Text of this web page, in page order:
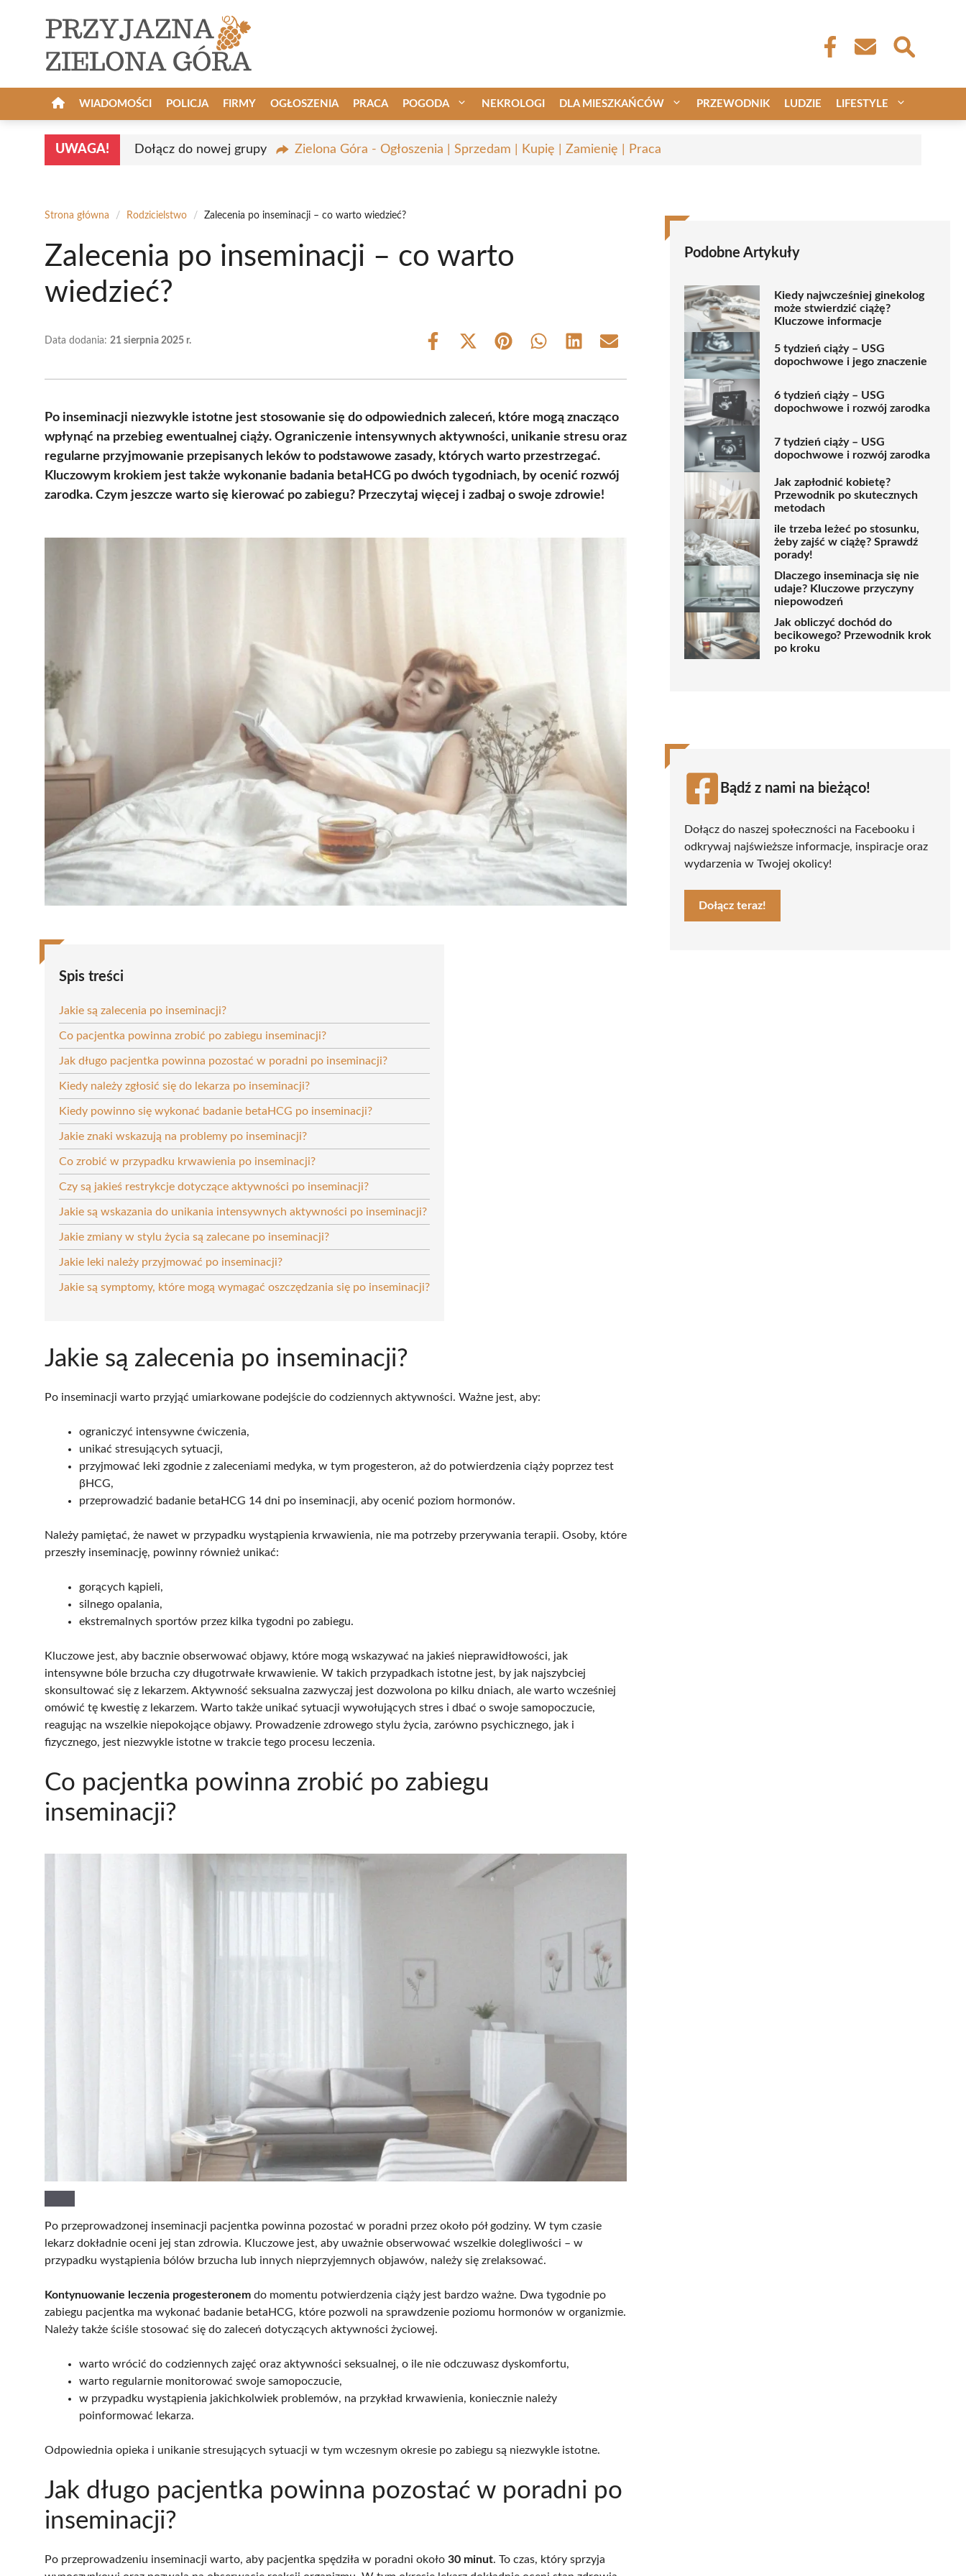
WIADOMOŚCI POLICJA FIRMY OGŁOSZENIA PRACA POGODA NEKROLOGI DLA MIESZKAŃCÓW PRZEWODNIK LUDZIE LIFESTYLE
UWAGA! Dołącz do nowej grupy Zielona Góra - Ogłoszenia | Sprzedam | Kupię | Zamienię | Praca
Strona główna / Rodzicielstwo / Zalecenia po inseminacji – co warto wiedzieć?
Zalecenia po inseminacji – co warto
wiedzieć?
Data dodania: 21 sierpnia 2025 r.
Share
Share
(Twitter)
Share Share Share Share
Po inseminacji niezwykle istotne jest stosowanie się do odpowiednich zaleceń, które mogą znacząco
wpłynąć na przebieg ewentualnej ciąży. Ograniczenie intensywnych aktywności, unikanie stresu oraz
regularne przyjmowanie przepisanych leków to podstawowe zasady, których warto przestrzegać.
Kluczowym krokiem jest także wykonanie badania betaHCG po dwóch tygodniach, by ocenić rozwój
zarodka. Czym jeszcze warto się kierować po zabiegu? Przeczytaj więcej i zadbaj o swoje zdrowie!
Spis treści
Jakie są zalecenia po inseminacji?
Co pacjentka powinna zrobić po zabiegu inseminacji?
Jak długo pacjentka powinna pozostać w poradni po inseminacji?
Kiedy należy zgłosić się do lekarza po inseminacji?
Kiedy powinno się wykonać badanie betaHCG po inseminacji?
Jakie znaki wskazują na problemy po inseminacji?
Co zrobić w przypadku krwawienia po inseminacji?
Czy są jakieś restrykcje dotyczące aktywności po inseminacji?
Jakie są wskazania do unikania intensywnych aktywności po inseminacji?
Jakie zmiany w stylu życia są zalecane po inseminacji?
Jakie leki należy przyjmować po inseminacji?
Jakie są symptomy, które mogą wymagać oszczędzania się po inseminacji?
Jakie są zalecenia po inseminacji?
Po inseminacji warto przyjąć umiarkowane podejście do codziennych aktywności. Ważne jest, aby:
ograniczyć intensywne ćwiczenia,
unikać stresujących sytuacji,
przyjmować leki zgodnie z zaleceniami medyka, w tym progesteron, aż do potwierdzenia ciąży poprzez test
βHCG,
przeprowadzić badanie betaHCG 14 dni po inseminacji, aby ocenić poziom hormonów.
Należy pamiętać, że nawet w przypadku wystąpienia krwawienia, nie ma potrzeby przerywania terapii. Osoby, które
przeszły inseminację, powinny również unikać:
gorących kąpieli,
silnego opalania,
ekstremalnych sportów przez kilka tygodni po zabiegu.
Kluczowe jest, aby bacznie obserwować objawy, które mogą wskazywać na jakieś nieprawidłowości, jak
intensywne bóle brzucha czy długotrwałe krwawienie. W takich przypadkach istotne jest, by jak najszybciej
skonsultować się z lekarzem. Aktywność seksualna zazwyczaj jest dozwolona po kilku dniach, ale warto wcześniej
omówić tę kwestię z lekarzem. Warto także unikać sytuacji wywołujących stres i dbać o swoje samopoczucie,
reagując na wszelkie niepokojące objawy. Prowadzenie zdrowego stylu życia, zarówno psychicznego, jak i
fizycznego, jest niezwykle istotne w trakcie tego procesu leczenia.
Co pacjentka powinna zrobić po zabiegu
inseminacji?
Po przeprowadzonej inseminacji pacjentka powinna pozostać w poradni przez około pół godziny. W tym czasie
lekarz dokładnie oceni jej stan zdrowia. Kluczowe jest, aby uważnie obserwować wszelkie dolegliwości – w
przypadku wystąpienia bólów brzucha lub innych nieprzyjemnych objawów, należy się zrelaksować.
Kontynuowanie leczenia progesteronem do momentu potwierdzenia ciąży jest bardzo ważne. Dwa tygodnie po
zabiegu pacjentka ma wykonać badanie betaHCG, które pozwoli na sprawdzenie poziomu hormonów w organizmie.
Należy także ściśle stosować się do zaleceń dotyczących aktywności życiowej.
warto wrócić do codziennych zajęć oraz aktywności seksualnej, o ile nie odczuwasz dyskomfortu,
warto regularnie monitorować swoje samopoczucie,
w przypadku wystąpienia jakichkolwiek problemów, na przykład krwawienia, koniecznie należy
poinformować lekarza.
Odpowiednia opieka i unikanie stresujących sytuacji w tym wczesnym okresie po zabiegu są niezwykle istotne.
Jak długo pacjentka powinna pozostać w poradni po
inseminacji?
Po przeprowadzeniu inseminacji warto, aby pacjentka spędziła w poradni około 30 minut. To czas, który sprzyja
Podobne Artykuły
Kiedy najwcześniej ginekolog
może stwierdzić ciążę?
Kluczowe informacje
5 tydzień ciąży – USG
dopochwowe i jego znaczenie
6 tydzień ciąży – USG
dopochwowe i rozwój zarodka
7 tydzień ciąży – USG
dopochwowe i rozwój zarodka
Jak zapłodnić kobietę?
Przewodnik po skutecznych
metodach
ile trzeba leżeć po stosunku,
żeby zajść w ciążę? Sprawdź
porady!
Dlaczego inseminacja się nie
udaje? Kluczowe przyczyny
niepowodzeń
Jak obliczyć dochód do
becikowego? Przewodnik krok
po kroku
Bądź z nami na bieżąco!
Dołącz do naszej społeczności na Facebooku i
odkrywaj najświeższe informacje, inspiracje oraz
wydarzenia w Twojej okolicy!
Dołącz teraz!